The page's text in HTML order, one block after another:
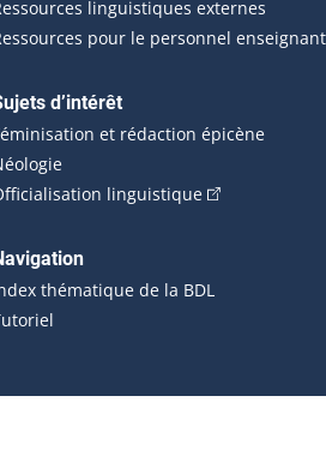
s'ouvrira dans une nouvelle fenêtre.)
une nouvelle fenêtre.)
dans une nouvelle fenêtre.)
nouvelle fenêtre.)
linguistiques externes
pour le personnel enseignant
d’intérêt
et rédaction épicène
linguistique(Cet hyperlien
thématique de la BDL